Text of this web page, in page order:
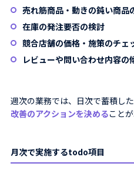
売れ筋商品・動きの鈍い商品
在庫の発注要否の検討
競合店舗の価格・施策のチェ
レビューや問い合わせ内容の
週次の業務では、日次で蓄積し
改善のアクションを決めること
月次で実施するtodo項目